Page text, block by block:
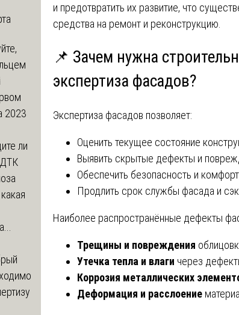
и предотвратить их развитие, что
средства на ремонт и реконструкцию.
📌 Зачем нужна
экспертиза фасадов?
Экспертиза фасадов позволяет:
Оценить текущее состояние
Выявить скрытые дефекты и
Обеспечить безопасность и
Продлить срок службы фасада и
Наиболее распространённые дефекты
Трещины и повреждения
Утечка тепла и влаги через
Коррозия металлических
Деформация и расслоение
2023
ли
ДТК